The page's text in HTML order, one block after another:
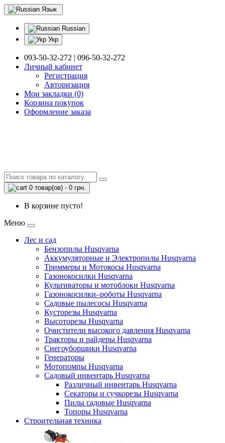
Язык
Russian
Укр
093-50-32-272 | 096-50-32-272
Личный кабинет
Регистрация
Авторизация
Мои закладки (0)
Корзина покупок
Оформление заказа
0 товар(ов) - 0 грн.
В корзине пусто!
Меню
Лес и сад
Бензопилы Husqvarna
Аккумуляторные и Электропилы Нusqvarna
Триммеры и Мотокосы Нusqvarna
Газонокосилки Husqvarna
Культиваторы и мотоблоки Husqvarna
Газонокосилки–роботы Husqvarna
Садовые пылесосы Husqvarna
Кусторезы Husqvarna
Высоторезы Husqvarna
Очистители высокого давления Husqvarna
Тракторы и райдеры Husqvarna
Снегоуборщики Husqvarna
Генераторы
Мотопомпы Husqvarna
Садовый инвентарь Husqvarna
Различный инвентарь Husqvarna
Секаторы и сучкорезы Husqvarna
Пилы садовые Husqvarna
Топоры Husqvarna
Строительная техника